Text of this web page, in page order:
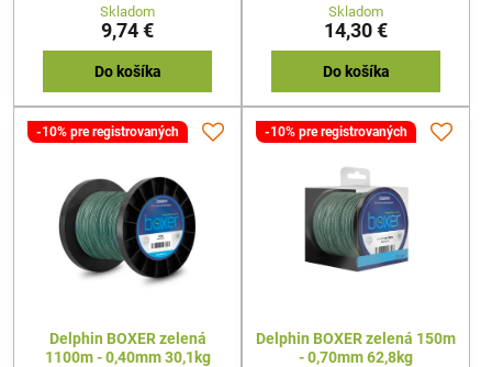
Skladom
9,74 €
Do košíka
Skladom
14,30 €
Do košíka
-10% pre registrovaných
Delphin BOXER zelená
1100m - 0,40mm 30,1kg
-10% pre registrovaných
Delphin BOXER zelená 150m
- 0,70mm 62,8kg